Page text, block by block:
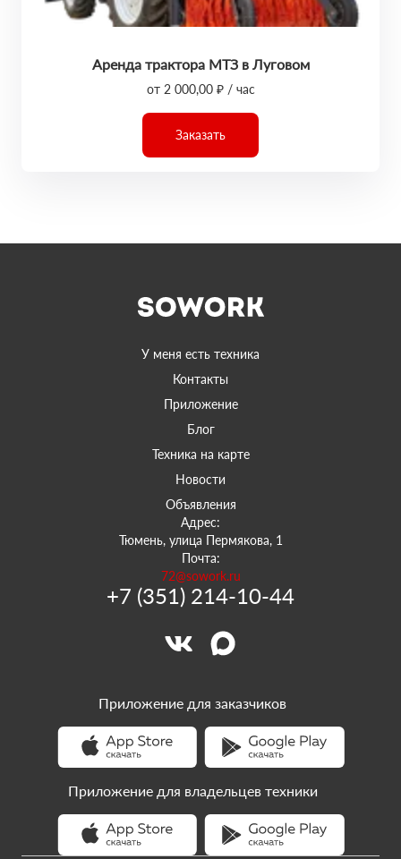
Аренда трактора МТЗ в Луговом
от 2 000,00 ₽ / час
Заказать
У меня есть техника
Контакты
Приложение
Блог
Техника на карте
Новости
Объявления
Адрес:
Тюмень, улица Пермякова, 1
Почта:
72@sowork.ru
+7 (351) 214-10-44
Приложение для заказчиков
Приложение для владельцев техники